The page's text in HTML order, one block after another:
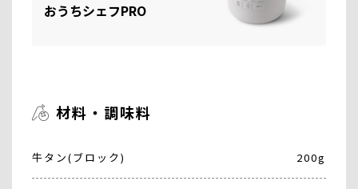
おうちシェフPRO
材料・調味料
牛タン(ブロック) 200g